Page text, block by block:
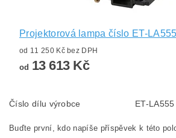
Projektorová lampa číslo ET-LA555
od 11 250 Kč bez DPH
od 13 613 Kč
Číslo dílu výrobce ET-LA555
Buďte první, kdo napíše příspěvek k této